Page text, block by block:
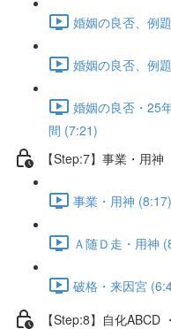
婚姻の良否、例
婚姻の良否、例
婚姻の良否・25
間 (7:21)
【Step:7】事業・用神
事業・用神 (8:17)
Ａ随Ｄ走・用神
破格・来因宮
【Step:8】自化